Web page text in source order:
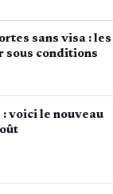
sans visa : les
sous conditions
voici le nouveau